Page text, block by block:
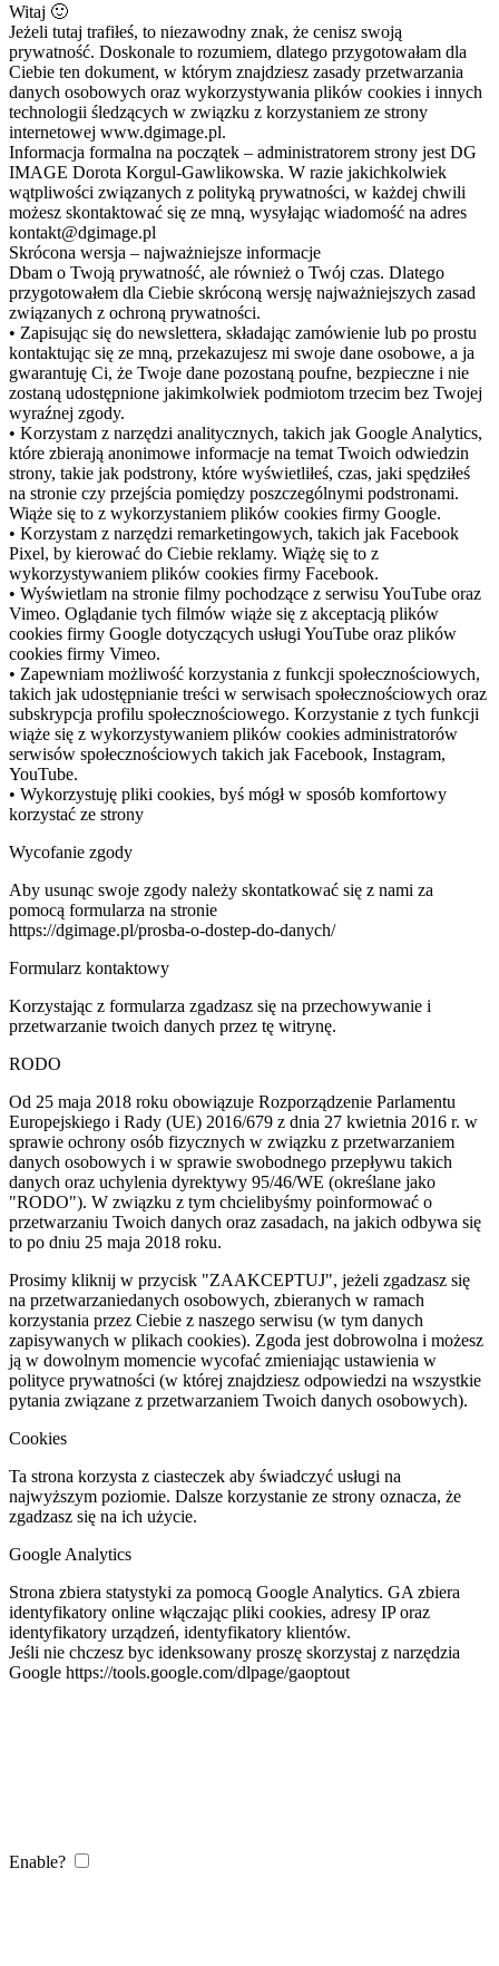
Witaj 🙂
Jeżeli tutaj trafiłeś, to niezawodny znak, że cenisz swoją
prywatność. Doskonale to rozumiem, dlatego przygotowałam dla
Ciebie ten dokument, w którym znajdziesz zasady przetwarzania
danych osobowych oraz wykorzystywania plików cookies i innych
technologii śledzących w związku z korzystaniem ze strony
internetowej www.dgimage.pl.
Informacja formalna na początek – administratorem strony jest DG
IMAGE Dorota Korgul-Gawlikowska. W razie jakichkolwiek
wątpliwości związanych z polityką prywatności, w każdej chwili
możesz skontaktować się ze mną, wysyłając wiadomość na adres
kontakt@dgimage.pl
Skrócona wersja – najważniejsze informacje
Dbam o Twoją prywatność, ale również o Twój czas. Dlatego
przygotowałem dla Ciebie skróconą wersję najważniejszych zasad
związanych z ochroną prywatności.
• Zapisując się do newslettera, składając zamówienie lub po prostu
kontaktując się ze mną, przekazujesz mi swoje dane osobowe, a ja
gwarantuję Ci, że Twoje dane pozostaną poufne, bezpieczne i nie
zostaną udostępnione jakimkolwiek podmiotom trzecim bez Twojej
wyraźnej zgody.
• Korzystam z narzędzi analitycznych, takich jak Google Analytics,
które zbierają anonimowe informacje na temat Twoich odwiedzin
strony, takie jak podstrony, które wyświetliłeś, czas, jaki spędziłeś
na stronie czy przejścia pomiędzy poszczególnymi podstronami.
Wiąże się to z wykorzystaniem plików cookies firmy Google.
• Korzystam z narzędzi remarketingowych, takich jak Facebook
Pixel, by kierować do Ciebie reklamy. Wiążę się to z
wykorzystywaniem plików cookies firmy Facebook.
• Wyświetlam na stronie filmy pochodzące z serwisu YouTube oraz
Vimeo. Oglądanie tych filmów wiąże się z akceptacją plików
cookies firmy Google dotyczących usługi YouTube oraz plików
cookies firmy Vimeo.
• Zapewniam możliwość korzystania z funkcji społecznościowych,
takich jak udostępnianie treści w serwisach społecznościowych oraz
subskrypcja profilu społecznościowego. Korzystanie z tych funkcji
wiąże się z wykorzystywaniem plików cookies administratorów
serwisów społecznościowych takich jak Facebook, Instagram,
YouTube.
• Wykorzystuję pliki cookies, byś mógł w sposób komfortowy
korzystać ze strony
Wycofanie zgody
Aby usunąc swoje zgody należy skontatkować się z nami za
pomocą formularza na stronie
https://dgimage.pl/prosba-o-dostep-do-danych/
Formularz kontaktowy
Korzystając z formularza zgadzasz się na przechowywanie i
przetwarzanie twoich danych przez tę witrynę.
RODO
Od 25 maja 2018 roku obowiązuje Rozporządzenie Parlamentu
Europejskiego i Rady (UE) 2016/679 z dnia 27 kwietnia 2016 r. w
sprawie ochrony osób fizycznych w związku z przetwarzaniem
danych osobowych i w sprawie swobodnego przepływu takich
danych oraz uchylenia dyrektywy 95/46/WE (określane jako
"RODO"). W związku z tym chcielibyśmy poinformować o
przetwarzaniu Twoich danych oraz zasadach, na jakich odbywa się
to po dniu 25 maja 2018 roku.
Prosimy kliknij w przycisk "ZAAKCEPTUJ", jeżeli zgadzasz się
na przetwarzaniedanych osobowych, zbieranych w ramach
korzystania przez Ciebie z naszego serwisu (w tym danych
zapisywanych w plikach cookies). Zgoda jest dobrowolna i możesz
ją w dowolnym momencie wycofać zmieniając ustawienia w
polityce prywatności (w której znajdziesz odpowiedzi na wszystkie
pytania związane z przetwarzaniem Twoich danych osobowych).
Cookies
Ta strona korzysta z ciasteczek aby świadczyć usługi na
najwyższym poziomie. Dalsze korzystanie ze strony oznacza, że
zgadzasz się na ich użycie.
Google Analytics
Strona zbiera statystyki za pomocą Google Analytics. GA zbiera
identyfikatory online włączając pliki cookies, adresy IP oraz
identyfikatory urządzeń, identyfikatory klientów.
Jeśli nie chczesz byc idenksowany proszę skorzystaj z narzędzia
Google https://tools.google.com/dlpage/gaoptout
Enable?